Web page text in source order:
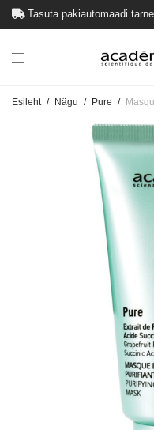
Tasuta pakiautomaadi
Esileht / Nägu / Pure /